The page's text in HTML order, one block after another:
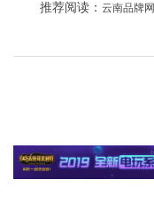
推荐阅读： 云南品牌网